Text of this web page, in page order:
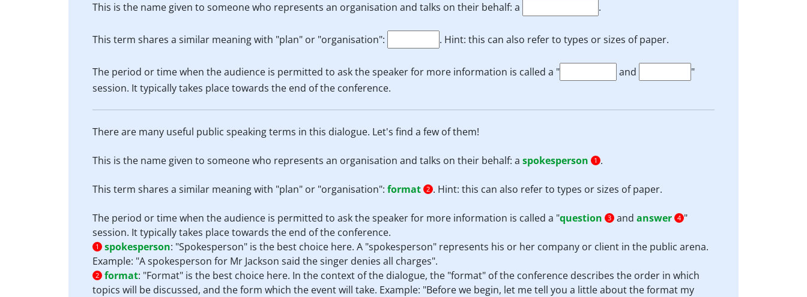
This is the name given to someone who represents an organisation and talks on their behalf: a .
This term shares a similar meaning with "plan" or "organisation": . Hint: this can also refer to types or sizes of paper.
The period or time when the audience is permitted to ask the speaker for more information is called a " and
"
session. It typically takes place towards the end of the conference.
There are many useful public speaking terms in this dialogue. Let's find a few of them!
This is the name given to someone who represents an organisation and talks on their behalf: a spokesperson 1 .
This term shares a similar meaning with "plan" or "organisation": format 2 . Hint: this can also refer to types or sizes of paper.
The period or time when the audience is permitted to ask the speaker for more information is called a "question 3 and answer 4 "
session. It typically takes place towards the end of the conference.
1 spokesperson: "Spokesperson" is the best choice here. A "spokesperson" represents his or her company or client in the public arena.
Example: "A spokesperson for Mr Jackson said the singer denies all charges".
2 format: "Format" is the best choice here. In the context of the dialogue, the "format" of the conference describes the order in which
topics will be discussed, and the form which the event will take. Example: "Before we begin, let me tell you a little about the format my